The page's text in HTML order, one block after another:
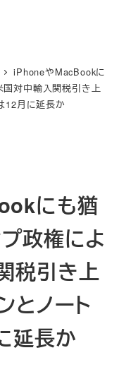
iPhoneやMacBookに
国対中輸入関税引き上
12月に延長か
にも猶
政権によ
税引き上
とノート
延長か